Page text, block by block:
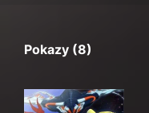
Pokazy (8)